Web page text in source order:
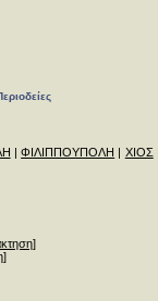
|ΦΙΛΙΠΠΟΥΠΟΛΗ | ΧΙΟΣ